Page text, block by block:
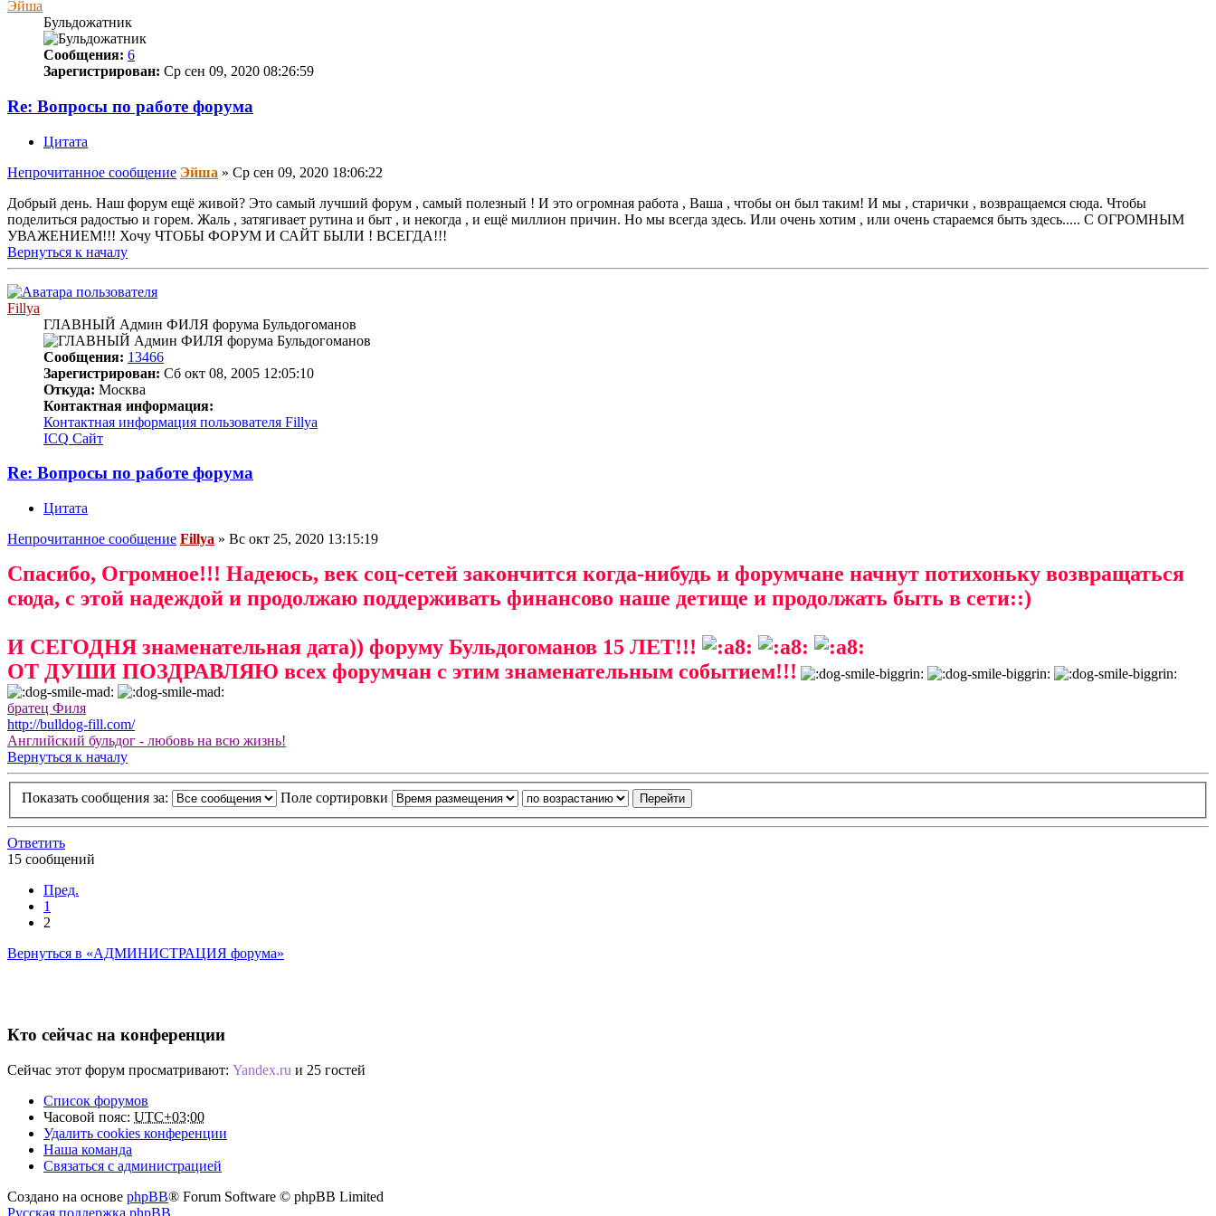
Эйша
Бульдожатник
Сообщения: 6
Зарегистрирован: Ср сен 09, 2020 08:26:59
Re: Вопросы по работе форума
Цитата
Непрочитанное сообщение Эйша » Ср сен 09, 2020 18:06:22
Добрый день. Наш форум ещё живой? Это самый лучший форум , самый полезный ! И это огромная работа , Ваша , чтобы он был таким! И мы , старички , возвращаемся сюда. Чтобы
поделиться радостью и горем. Жаль , затягивает рутина и быт , и некогда , и ещё миллион причин. Но мы всегда здесь. Или очень хотим , или очень стараемся быть здесь..... С ОГРОМНЫМ
УВАЖЕНИЕМ!!! Хочу ЧТОБЫ ФОРУМ И САЙТ БЫЛИ ! ВСЕГДА!!!
Вернуться к началу
Fillya
ГЛАВНЫЙ Админ ФИЛЯ форума Бульдогоманов
Сообщения: 13466
Зарегистрирован: Сб окт 08, 2005 12:05:10
Откуда: Москва
Контактная информация:
Контактная информация пользователя Fillya
ICQ Сайт
Re: Вопросы по работе форума
Цитата
Непрочитанное сообщение Fillya » Вс окт 25, 2020 13:15:19
Спасибо, Огромное!!! Надеюсь, век соц-сетей закончится когда-нибудь и форумчане начнут потихоньку возвращаться
сюда, с этой надеждой и продолжаю поддерживать финансово наше детище и продолжать быть в сети::)
И СЕГОДНЯ знаменательная дата)) форуму Бульдогоманов 15 ЛЕТ!!!
ОТ ДУШИ ПОЗДРАВЛЯЮ всех форумчан с этим знаменательным событием!!!
братец Филя
http://bulldog-fill.com/
Английский бульдог - любовь на всю жизнь!
Вернуться к началу
Показать сообщения за: Поле сортировки
Ответить
15 сообщений
Пред.
1
2
Вернуться в «АДМИНИСТРАЦИЯ форума»
Кто сейчас на конференции
Сейчас этот форум просматривают: Yandex.ru и 25 гостей
Список форумов
Часовой пояс: UTC+03:00
Удалить cookies конференции
Наша команда
Связаться с администрацией
Создано на основе phpBB® Forum Software © phpBB Limited
Русская поддержка phpBB